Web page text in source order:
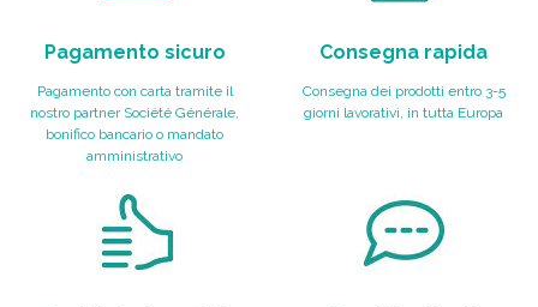
Pagamento sicuro
Pagamento con carta tramite il
nostro partner Société Générale,
bonifico bancario o mandato
amministrativo
Consegna rapida
Consegna dei prodotti entro 3-5
giorni lavorativi, in tutta Europa